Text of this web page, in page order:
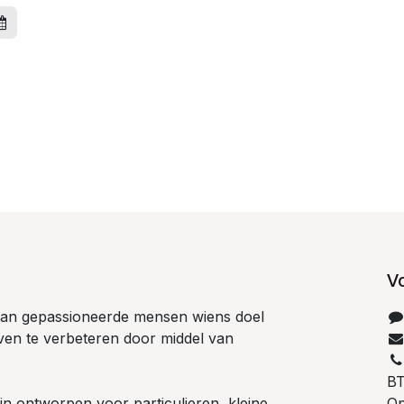
gepassioneerde mensen wiens doel
te verbeteren door middel van